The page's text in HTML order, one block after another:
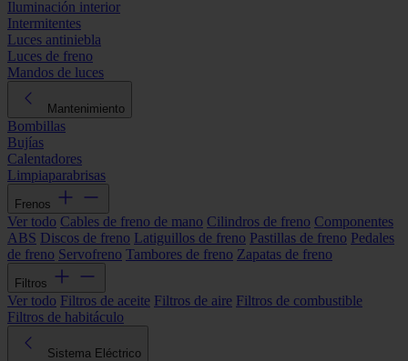
Iluminación interior
Intermitentes
Luces antiniebla
Luces de freno
Mandos de luces
Mantenimiento
Bombillas
Bujías
Calentadores
Limpiaparabrisas
Frenos
Ver todo Cables de freno de mano Cilindros de freno Componentes
ABS Discos de freno Latiguillos de freno Pastillas de freno Pedales
de freno Servofreno Tambores de freno Zapatas de freno
Filtros
Ver todo Filtros de aceite Filtros de aire Filtros de combustible
Filtros de habitáculo
Sistema Eléctrico